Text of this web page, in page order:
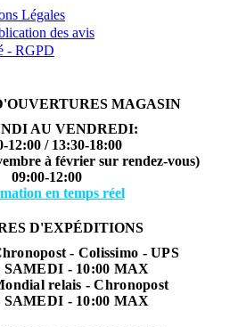
Légales
des avis
- RGPD
MAGASIN
AU VENDREDI:
12:00 / 13:30-18:00
à février sur rendez-vous)
09:00-12:00
en temps réel
D'EXPÉDITIONS
- Colissimo - UPS
- 10:00 MAX
relais - Chronopost
- 10:00 MAX